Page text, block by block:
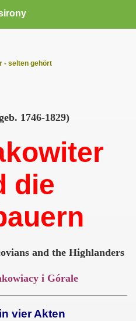
- selten gehört
1746-1829)
die
and the Highlanders
i Górale
vier Akten